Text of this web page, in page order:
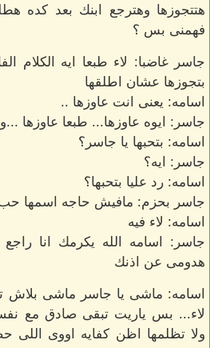
هتتجوزها وهترجع ابنك بعد كده
فهمنى بس ؟
جاسر غاضبا: لاء طبعا ايه الكلام
بتجوزها عشان اطلقها
اسامه: يعنى انت عاوزها ..
جاسر: ايوه عاوزها... طبعا عاوزها
اسامه: بتحبها يا جاسر؟
جاسر: ايه؟
اسامه: رد عليا بتحبها؟
جاسر بحزم: مافيش حاجه اسمها
اسامه: لاء فيه
جاسر: اسامه الله يكرمك انا راجع
هدومى عن اذنك
اسامه: ماشى يا جاسر ماشى بلاش
لاء... بس ياريت تبقى صادق مع
ولا تظلمها اظن كفايه اووى